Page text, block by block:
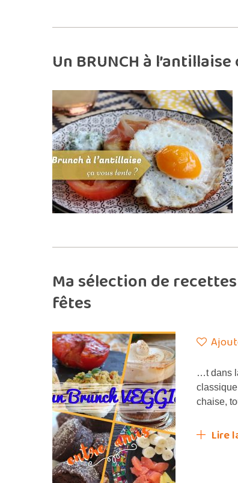
Un BRUNCH à
Ma sélection de recettes
fêtes
…t dans
chaise,
Lire